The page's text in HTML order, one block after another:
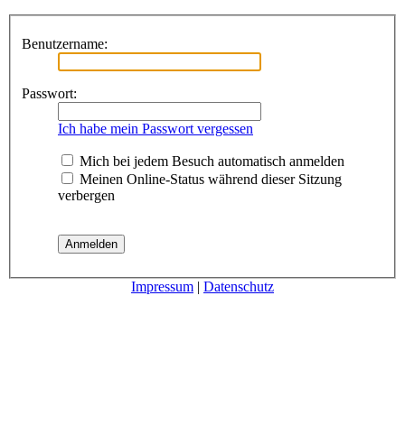
Benutzername:
Passwort:
Ich habe mein Passwort vergessen
Mich bei jedem Besuch automatisch anmelden
Meinen Online-Status während dieser Sitzung
verbergen
Impressum | Datenschutz